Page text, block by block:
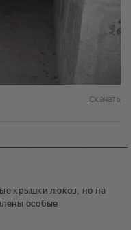
Скачать
крышки люков, но на
особые